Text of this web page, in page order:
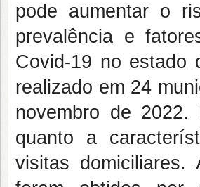
pode aumentar o
prevalência e
Covid-19 no
realizado em 24
novembro de
quanto a
visitas